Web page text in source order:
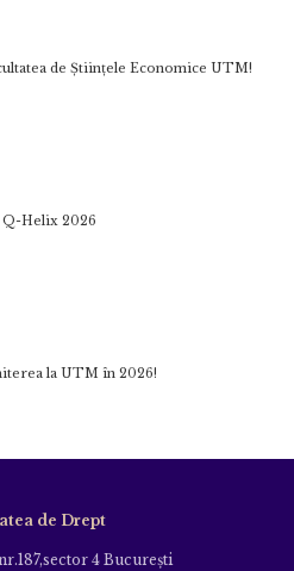
de Științele Economice UTM!
Q-Helix 2026
la UTM în 2026!
de Drept
4 Bucureşti